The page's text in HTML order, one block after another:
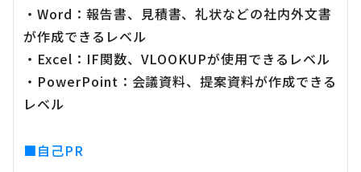
・Word：報告書、見積書、礼状などの社内外文書
が作成できるレベル
・Excel：IF関数、VLOOKUPが使用できるレベル
・PowerPoint：会議資料、提案資料が作成できる
レベル
■自己PR